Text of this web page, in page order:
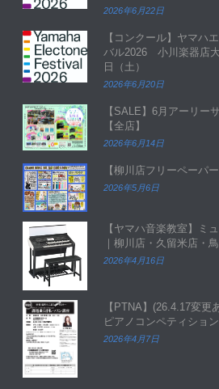
2026年6月22日
【コンクール】ヤマハ
バル2026 小川楽器店
日（土）
2026年6月20日
【SALE】6月アーリー
【全店】
2026年6月14日
【柳川店フリーペーパ
2026年5月6日
【ヤマハ音楽教室】ミ
｜柳川店・久留米店・
2026年4月16日
【PTNA】(26.4.17変
ピアノコンペティショ
2026年4月7日